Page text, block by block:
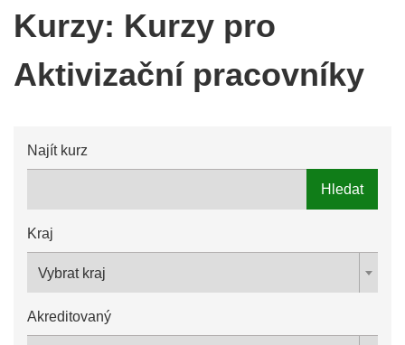
Kurzy: Kurzy pro
Aktivizační pracovníky
Najít kurz
Hledat
Kraj
Vybrat kraj
Akreditovaný